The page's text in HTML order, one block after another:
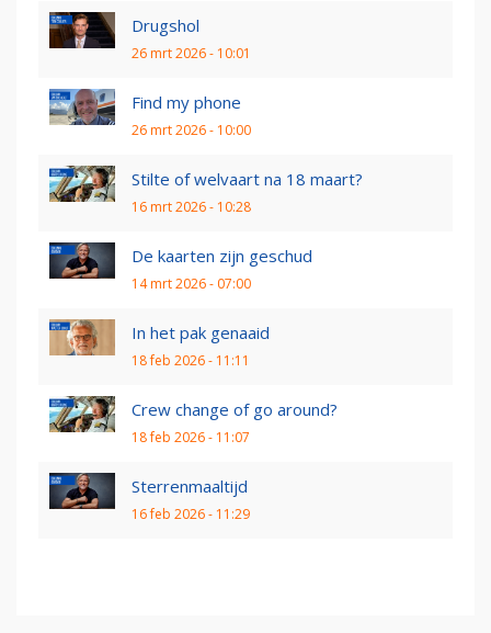
Drugshol
26 mrt 2026 - 10:01
Find my phone
26 mrt 2026 - 10:00
Stilte of welvaart na 18 maart?
16 mrt 2026 - 10:28
De kaarten zijn geschud
14 mrt 2026 - 07:00
In het pak genaaid
18 feb 2026 - 11:11
Crew change of go around?
18 feb 2026 - 11:07
Sterrenmaaltijd
16 feb 2026 - 11:29